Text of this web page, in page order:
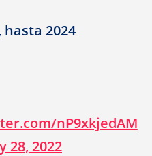
2024
nP9xkjedAM
28, 2022